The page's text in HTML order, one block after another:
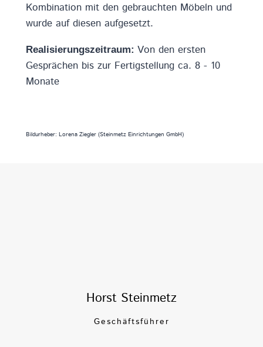
Kombination mit den gebrauchten Möbeln und
wurde auf diesen aufgesetzt.
Realisierungszeitraum: Von den ersten
Gesprächen bis zur Fertigstellung ca. 8 - 10
Monate
Bildurheber: Lorena Ziegler (Steinmetz Einrichtungen GmbH)
Horst Steinmetz
Geschäftsführer